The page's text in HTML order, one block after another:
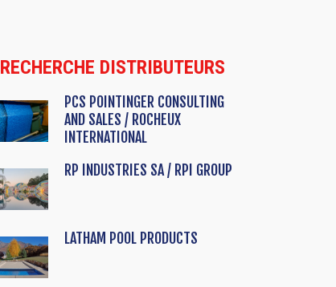
RECHERCHE DISTRIBUTEURS
PCS POINTINGER CONSULTING
AND SALES / ROCHEUX
INTERNATIONAL
RP INDUSTRIES SA / RPI GROUP
LATHAM POOL PRODUCTS